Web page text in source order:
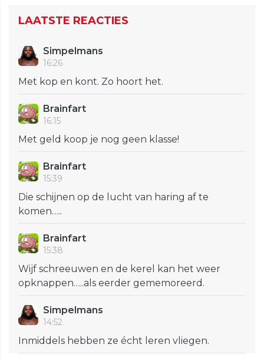
LAATSTE REACTIES
Simpelmans
16:26
Met kop en kont. Zo hoort het.
Brainfart
16:15
Met geld koop je nog geen klasse!
Brainfart
15:39
Die schijnen op de lucht van haring af te
komen…..
Brainfart
15:38
Wijf schreeuwen en de kerel kan het weer
opknappen…..als eerder gememoreerd.
Simpelmans
14:52
Inmiddels hebben ze écht leren vliegen.